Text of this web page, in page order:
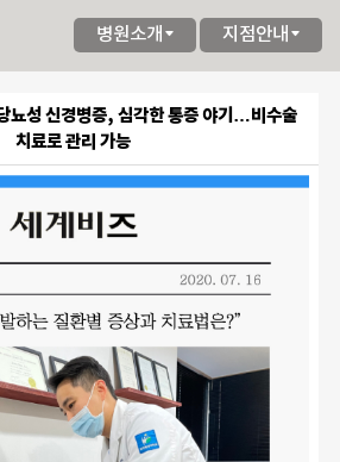
병원소개 지점안내
뇨성 신경병증, 심각한 통증 야기…비수술
치료로 관리 가능